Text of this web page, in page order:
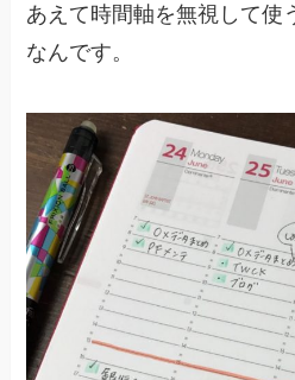
あえて時間軸を無視して使
なんです。